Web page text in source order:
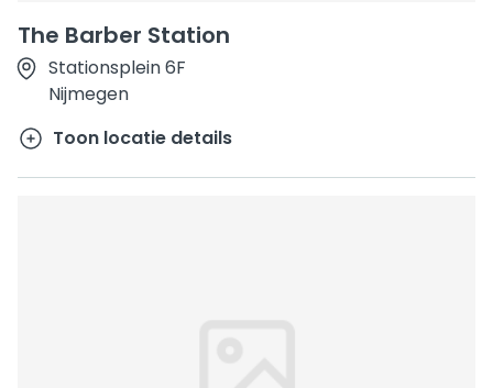
The Barber Station
Stationsplein 6F
Nijmegen
Toon locatie details